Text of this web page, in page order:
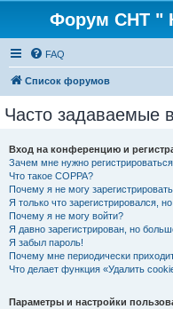
Форум СНТ "
FAQ
Список форумов
Часто задаваемые
Вход на конференцию и
Зачем мне нужно
Что такое COPPA?
Почему я не могу
Я только что зарегистрировался,
Почему я не могу войти?
Я давно зарегистрирован, но
Я забыл пароль!
Почему мне периодически
Что делает функция «Удалить
Параметры и настройки